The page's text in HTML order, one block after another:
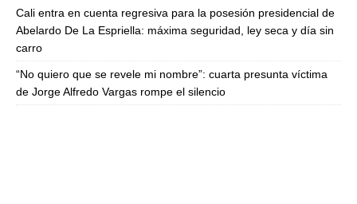
Cali entra en cuenta regresiva para la posesión presidencial de
Abelardo De La Espriella: máxima seguridad, ley seca y día sin
carro
“No quiero que se revele mi nombre”: cuarta presunta víctima
de Jorge Alfredo Vargas rompe el silencio